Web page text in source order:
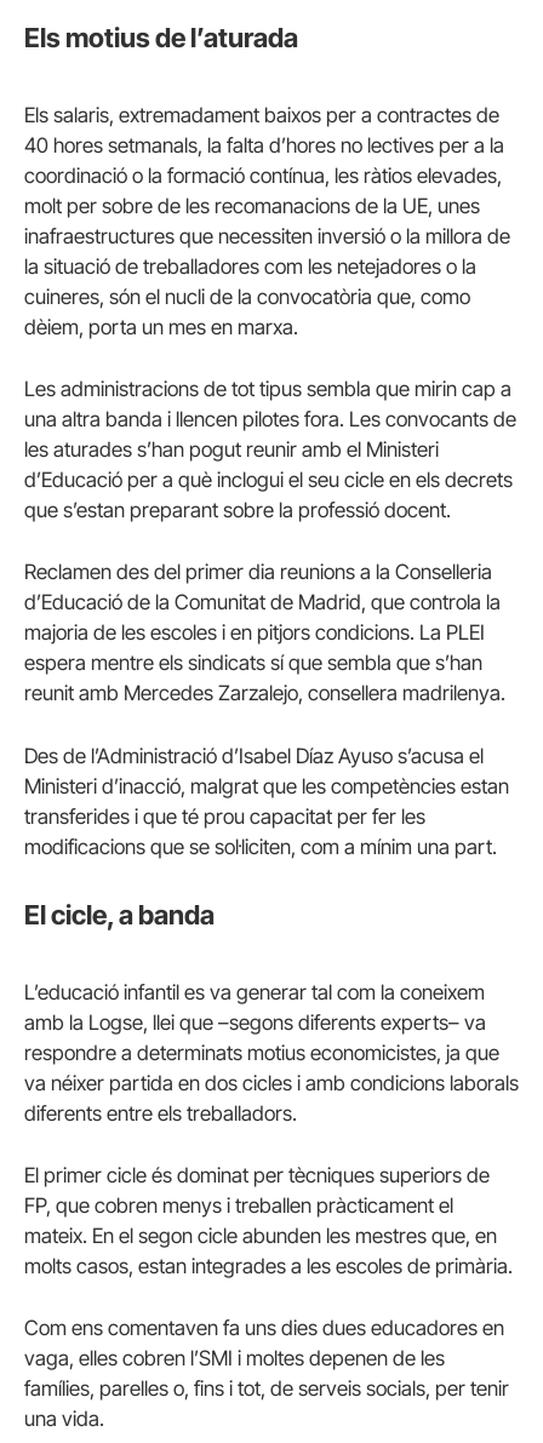
Els motius de l’aturada
Els salaris, extremadament baixos per a contractes de
40 hores setmanals, la falta d’hores no lectives per a la
coordinació o la formació contínua, les ràtios elevades,
molt per sobre de les recomanacions de la UE, unes
inafraestructures que necessiten inversió o la millora de
la situació de treballadores com les netejadores o la
cuineres, són el nucli de la convocatòria que, como
dèiem, porta un mes en marxa.
Les administracions de tot tipus sembla que mirin cap a
una altra banda i llencen pilotes fora. Les convocants de
les aturades s’han pogut reunir amb el Ministeri
d’Educació per a què inclogui el seu cicle en els decrets
que s’estan preparant sobre la professió docent.
Reclamen des del primer dia reunions a la Conselleria
d’Educació de la Comunitat de Madrid, que controla la
majoria de les escoles i en pitjors condicions. La PLEI
espera mentre els sindicats sí que sembla que s’han
reunit amb Mercedes Zarzalejo, consellera madrilenya.
Des de l’Administració d’Isabel Díaz Ayuso s’acusa el
Ministeri d’inacció, malgrat que les competències estan
transferides i que té prou capacitat per fer les
modificacions que se sol·liciten, com a mínim una part.
El cicle, a banda
L’educació infantil es va generar tal com la coneixem
amb la Logse, llei que –segons diferents experts– va
respondre a determinats motius economicistes, ja que
va néixer partida en dos cicles i amb condicions laborals
diferents entre els treballadors.
El primer cicle és dominat per tècniques superiors de
FP, que cobren menys i treballen pràcticament el
mateix. En el segon cicle abunden les mestres que, en
molts casos, estan integrades a les escoles de primària.
Com ens comentaven fa uns dies dues educadores en
vaga, elles cobren l’SMI i moltes depenen de les
famílies, parelles o, fins i tot, de serveis socials, per tenir
una vida.